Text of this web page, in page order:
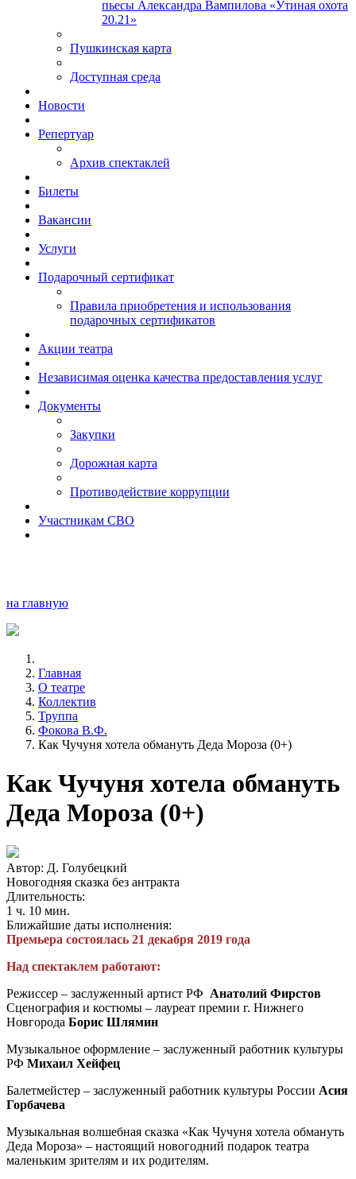
пьесы Александра Вампилова «Утиная охота
20.21»
Пушкинская карта
Доступная среда
Новости
Репертуар
Архив спектаклей
Билеты
Вакансии
Услуги
Подарочный сертификат
Правила приобретения и использования
подарочных сертификатов
Акции театра
Независимая оценка качества предоставления услуг
Документы
Закупки
Дорожная карта
Противодействие коррупции
Участникам СВО
на главную
Главная
О театре
Коллектив
Труппа
Фокова В.Ф.
Как Чучуня хотела обмануть Деда Мороза (0+)
Как Чучуня хотела обмануть
Деда Мороза (0+)
Автор: Д. Голубецкий
Новогодняя сказка без антракта
Длительность:
1 ч. 10 мин.
Ближайшие даты исполнения:
Премьера состоялась 21 декабря 2019 года
Над спектаклем работают:
Режиссер – заслуженный артист РФ Анатолий Фирстов
Сценография и костюмы – лауреат премии г. Нижнего
Новгорода Борис Шлямин
Музыкальное оформление – заслуженный работник культуры
РФ Михаил Хейфец
Балетмейстер – заслуженный работник культуры России Асия
Горбачева
Музыкальная волшебная сказка «Как Чучуня хотела обмануть
Деда Мороза» – настоящий новогодний подарок театра
маленьким зрителям и их родителям.